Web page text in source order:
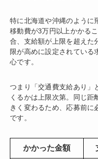
特に北海道や沖縄のように
移動費が3万円以上かかる
合、支給額が上限を超えた
限が高めに設定されている
心です。
つまり「交通費支給あり」
くるかは上限次第。同じ
きく変わるため、応募前に
です。
かかった金額